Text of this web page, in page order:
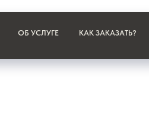
ОБ УСЛУГЕ КАК ЗАКАЗАТЬ?